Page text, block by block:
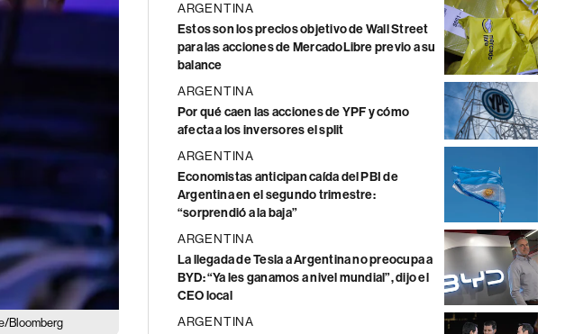
Bloomberg
ARGENTINA
Estos son los precios objetivo de Wall Street
para las acciones de MercadoLibre previo a su
balance
ARGENTINA
Por qué caen las acciones de YPF y cómo
afecta a los inversores el split
ARGENTINA
Economistas anticipan caída del PBI de
Argentina en el segundo trimestre:
“sorprendió a la baja”
ARGENTINA
La llegada de Tesla a Argentina no preocupa a
BYD: “Ya les ganamos a nivel mundial”, dijo el
CEO local
ARGENTINA